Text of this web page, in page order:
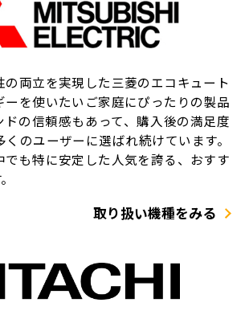
の両立を実現した三菱のエコキュート
ーを使いたいご家庭にぴったりの製品
ドの信頼感もあって、購入後の満足度
のユーザーに選ばれ続けています。
でも特に安定した人気を誇る、おすす
取り扱い機種をみる